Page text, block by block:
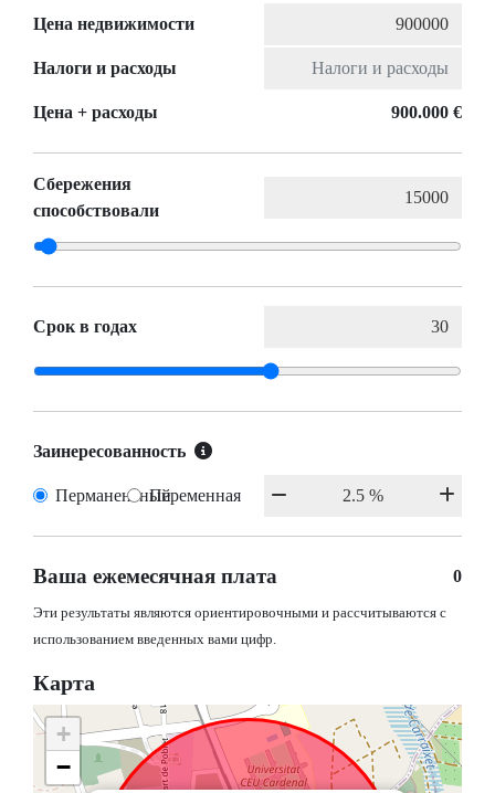
Цена недвижимости
Налоги и расходы
Цена + расходы 900.000 €
Сбережения
способствовали
Срок в годах
Заинересованность
ПерманентныйПеременная
Ваша ежемесячная плата 0
Эти результаты являются ориентировочными и рассчитываются с
использованием введенных вами цифр.
Карта
+
−